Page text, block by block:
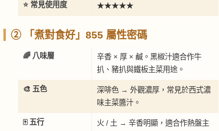
⭐ 常見使用度 ★★★★★
② 「煮對食好」855 屬性密碼
🌈 八味層
辛香 × 厚 × 鹹。黑椒汁適合作牛
扒、豬扒與鐵板主菜用途。
🎨 五色
深啡色 → 外觀濃厚，常見於西式濃
味主菜醬汁。
🀄 五行
火 / 土 → 辛香明顯，適合作熱盤主